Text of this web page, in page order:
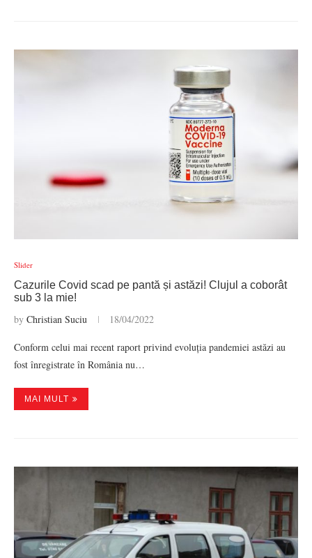
Slider
Cazurile Covid scad pe pantă și astăzi! Clujul a coborât
sub 3 la mie!
by Christian Suciu 18/04/2022
Conform celui mai recent raport privind evoluția pandemiei astăzi au
fost înregistrate în România nu…
MAI MULT